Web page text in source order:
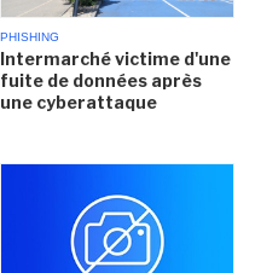
PHISHING
Intermarché victime d'une
fuite de données après
une cyberattaque